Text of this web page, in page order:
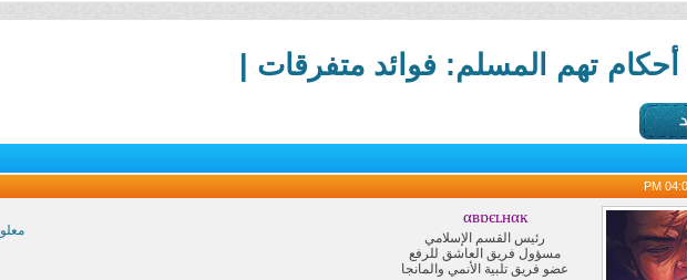
تهم المسلم: فوائد متفرقات |
αвɒєʟнαĸ
رئيس القسم الإسلامي
مسؤول فريق العاشق للرفع
عضو فريق تلبية الأنمي والمانجا